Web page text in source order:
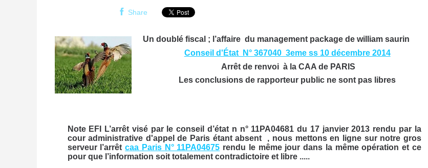
Share
Un doublé fiscal ; l’affaire du management package de william saurin
Conseil d'État N° 367040 3eme ss 10 décembre 2014
Arrêt de renvoi à la CAA de PARIS
Les conclusions de rapporteur public ne sont pas libres
Note EFI L’arrêt visé par le conseil d’état n n° 11PA04681 du 17 janvier 2013 rendu par la
cour administrative d'appel de Paris étant absent , nous mettons en ligne sur notre gros
serveur l’arrêtcaa Paris N° 11PA04675 rendu le même jour dans la même opération et ce
pour que l’information soit totalement contradictoire et libre .....